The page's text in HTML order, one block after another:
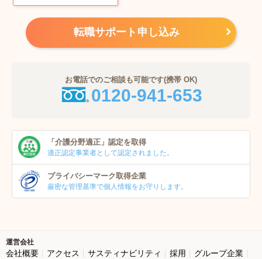
転職サポート申し込み
お電話でのご相談も可能です(携帯 OK)
0120-941-653
「介護分野適正」 認定を取得
適正認定事業者として認定されました。
プライバシーマーク取得企業
厳密な管理基準で個人情報をお守りします。
運営会社
会社概要 アクセス サスティナビリティ 採用 グループ企業